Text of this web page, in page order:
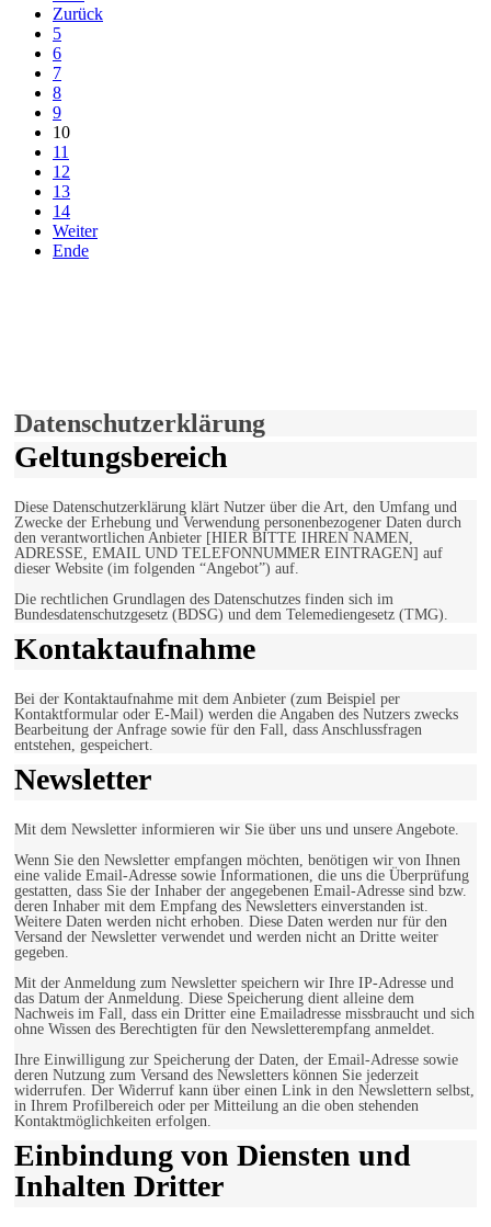
Zurück
5
6
7
8
9
10
11
12
13
14
Weiter
Ende
Datenschutzerklärung
Geltungsbereich
Diese Datenschutzerklärung klärt Nutzer über die Art, den Umfang und
Zwecke der Erhebung und Verwendung personenbezogener Daten durch
den verantwortlichen Anbieter [HIER BITTE IHREN NAMEN,
ADRESSE, EMAIL UND TELEFONNUMMER EINTRAGEN] auf
dieser Website (im folgenden “Angebot”) auf.
Die rechtlichen Grundlagen des Datenschutzes finden sich im
Bundesdatenschutzgesetz (BDSG) und dem Telemediengesetz (TMG).
Kontaktaufnahme
Bei der Kontaktaufnahme mit dem Anbieter (zum Beispiel per
Kontaktformular oder E-Mail) werden die Angaben des Nutzers zwecks
Bearbeitung der Anfrage sowie für den Fall, dass Anschlussfragen
entstehen, gespeichert.
Newsletter
Mit dem Newsletter informieren wir Sie über uns und unsere Angebote.
Wenn Sie den Newsletter empfangen möchten, benötigen wir von Ihnen
eine valide Email-Adresse sowie Informationen, die uns die Überprüfung
gestatten, dass Sie der Inhaber der angegebenen Email-Adresse sind bzw.
deren Inhaber mit dem Empfang des Newsletters einverstanden ist.
Weitere Daten werden nicht erhoben. Diese Daten werden nur für den
Versand der Newsletter verwendet und werden nicht an Dritte weiter
gegeben.
Mit der Anmeldung zum Newsletter speichern wir Ihre IP-Adresse und
das Datum der Anmeldung. Diese Speicherung dient alleine dem
Nachweis im Fall, dass ein Dritter eine Emailadresse missbraucht und sich
ohne Wissen des Berechtigten für den Newsletterempfang anmeldet.
Ihre Einwilligung zur Speicherung der Daten, der Email-Adresse sowie
deren Nutzung zum Versand des Newsletters können Sie jederzeit
widerrufen. Der Widerruf kann über einen Link in den Newslettern selbst,
in Ihrem Profilbereich oder per Mitteilung an die oben stehenden
Kontaktmöglichkeiten erfolgen.
Einbindung von Diensten und
Inhalten Dritter